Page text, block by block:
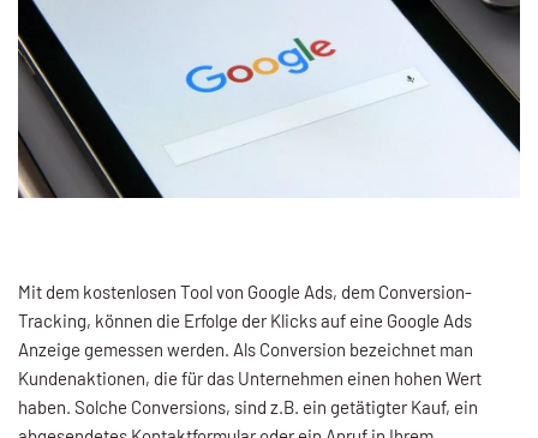
Mit dem kostenlosen Tool von Google Ads, dem Conversion-
Tracking, können die Erfolge der Klicks auf eine Google Ads
Anzeige gemessen werden. Als Conversion bezeichnet man
Kundenaktionen, die für das Unternehmen einen hohen Wert
haben. Solche Conversions, sind z.B. ein getätigter Kauf, ein